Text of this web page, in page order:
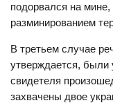
подорвался на мине,
разминированием
В третьем случае
утверждается,
свидетеля
захвачены двое